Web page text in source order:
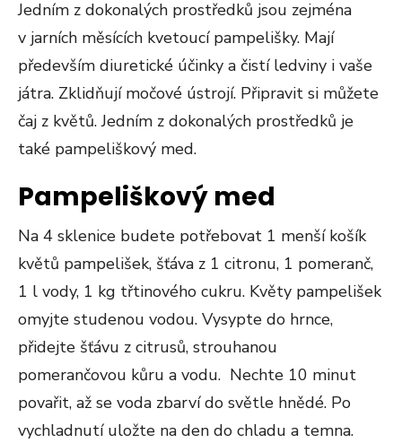
Jedním z dokonalých prostředků jsou zejména
v jarních měsících kvetoucí pampelišky. Mají
především diuretické účinky a čistí ledviny i vaše
játra. Zklidňují močové ústrojí. Připravit si můžete
čaj z květů. Jedním z dokonalých prostředků je
také pampeliškový med.
Pampeliškový med
Na 4 sklenice budete potřebovat 1 menší košík
květů pampelišek, šťáva z 1 citronu, 1 pomeranč,
1 l vody, 1 kg třtinového cukru. Květy pampelišek
omyjte studenou vodou. Vysypte do hrnce,
přidejte šťávu z citrusů, strouhanou
pomerančovou kůru a vodu. Nechte 10 minut
povařit, až se voda zbarví do světle hnědé. Po
vychladnutí uložte na den do chladu a temna.